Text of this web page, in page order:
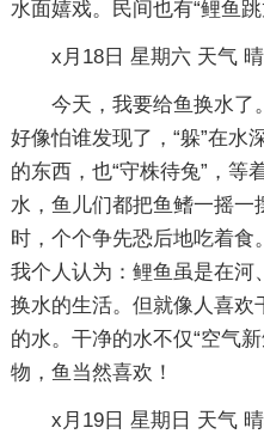
水面嬉戏。民间也有“鲤鱼跳
x月18日 星期六 天气 晴
今天，我要给鱼换水了
好像怕谁发现了，“躲”在水
的东西，也“守株待兔”，等
水，鱼儿们都把鱼鳍一摇一
时，个个争先恐后地吃着食
我个人认为：鲤鱼虽是在河
换水的生活。但就像人喜欢
的水。干净的水不仅“空气
物，鱼当然喜欢！
x月19日 星期日 天气